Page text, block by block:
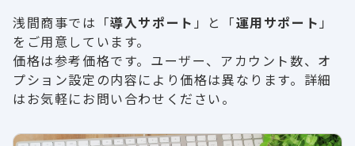
浅間商事では「導入サポート 」と「運用サポート 」
をご用意しています。
価格は参考価格です。ユーザー、アカウント数、オ
プション設定の内容により価格は異なります。詳細
はお気軽にお問い合わせください。